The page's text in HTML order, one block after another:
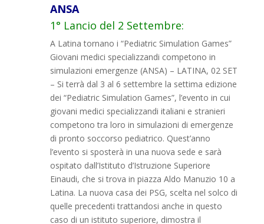
ANSA
1° Lancio del 2 Settembre:
A Latina tornano i “Pediatric Simulation Games”
Giovani medici specializzandi competono in
simulazioni emergenze (ANSA) – LATINA, 02 SET
– Si terrà dal 3 al 6 settembre la settima edizione
dei “Pediatric Simulation Games”, l’evento in cui
giovani medici specializzandi italiani e stranieri
competono tra loro in simulazioni di emergenze
di pronto soccorso pediatrico. Quest’anno
l’evento si sposterà in una nuova sede e sarà
ospitato dall’Istituto d’Istruzione Superiore
Einaudi, che si trova in piazza Aldo Manuzio 10 a
Latina. La nuova casa dei PSG, scelta nel solco di
quelle precedenti trattandosi anche in questo
caso di un istituto superiore, dimostra il